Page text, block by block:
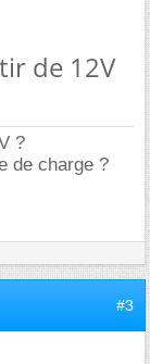
de 12V
?
de charge ?
#3